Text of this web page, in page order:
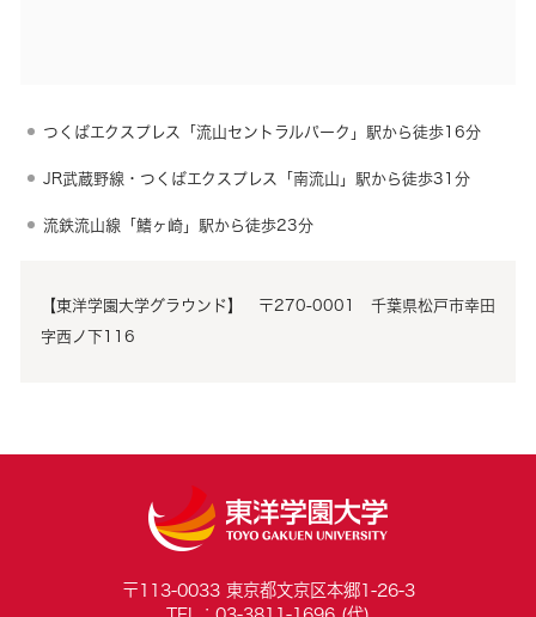
つくばエクスプレス「流山セントラルパーク」駅から徒歩16分
JR武蔵野線・つくばエクスプレス「南流山」駅から徒歩31分
流鉄流山線「鰭ヶ崎」駅から徒歩23分
【東洋学園大学グラウンド】 〒270-0001 千葉県松戸市幸田
字西ノ下116
〒113-0033 東京都文京区本郷1-26-3